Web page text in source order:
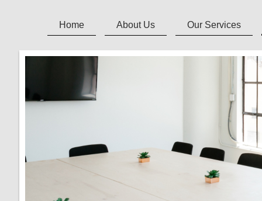
Home About Us Our Services